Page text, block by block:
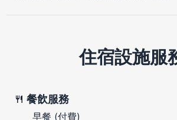
住宿設施服
餐飲服務
早餐 (付費)